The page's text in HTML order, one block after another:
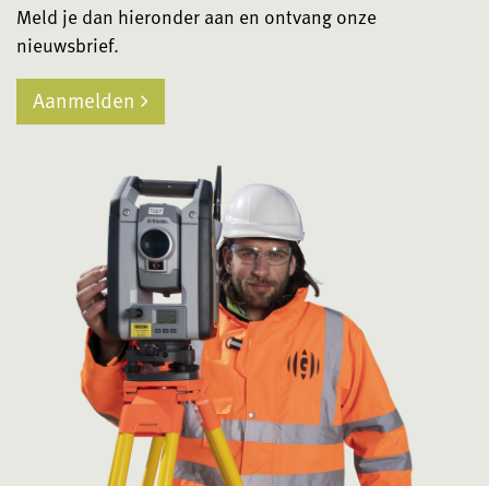
Meld je dan hieronder aan en ontvang onze
nieuwsbrief.
Aanmelden